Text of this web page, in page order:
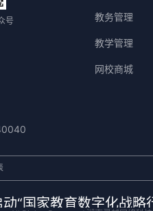
号 教务管理
教学管理
网校商城
“国家教育数字化战略